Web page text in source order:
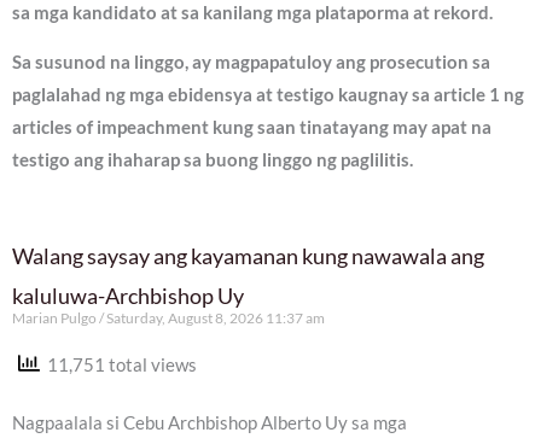
sa mga kandidato at sa kanilang mga plataporma at rekord.
Sa susunod na linggo, ay magpapatuloy ang prosecution sa
paglalahad ng mga ebidensya at testigo kaugnay sa article 1 ng
articles of impeachment kung saan tinatayang may apat na
testigo ang ihaharap sa buong linggo ng paglilitis.
Walang saysay ang kayamanan kung nawawala ang
kaluluwa-Archbishop Uy
Marian Pulgo Saturday, August 8, 2026 11:37 am
11,751 total views
Nagpaalala si Cebu Archbishop Alberto Uy sa mga